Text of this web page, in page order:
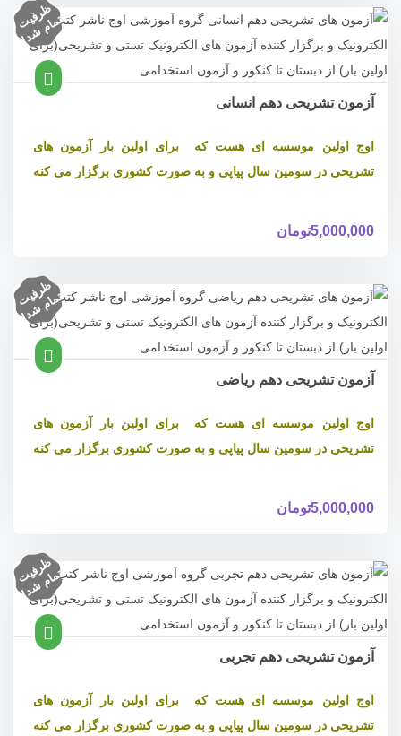
ظ
ر
ف
یت
تم
ام
ش
د
!
آزمون تشریحی دهم انسانی
اوج اولین موسسه ای هست که برای اولین بار آزمون های
تشریحی در سومین سال پیاپی و به صورت کشوری برگزار می کنه
5,000,000تومان
ظ
ر
ف
یت
تم
ام
ش
د
!
آزمون تشریحی دهم ریاضی
اوج اولین موسسه ای هست که برای اولین بار آزمون های
تشریحی در سومین سال پیاپی و به صورت کشوری برگزار می کنه
5,000,000تومان
ظ
ر
ف
یت
تم
ام
ش
د
!
آزمون تشریحی دهم تجربی
اوج اولین موسسه ای هست که برای اولین بار آزمون های
تشریحی در سومین سال پیاپی و به صورت کشوری برگزار می کنه